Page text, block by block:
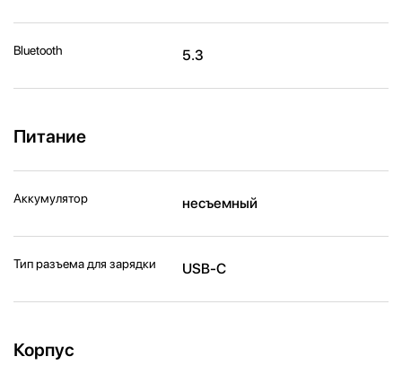
Bluetooth 5.3
Питание
Аккумулятор несъемный
Тип разъема для зарядки USB-C
Корпус